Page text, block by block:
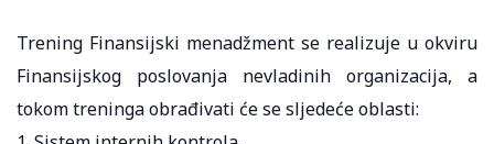
Trening Finansijski menadžment se realizuje u okviru
Finansijskog poslovanja nevladinih organizacija, a
tokom treninga obrađivati će se sljedeće oblasti: